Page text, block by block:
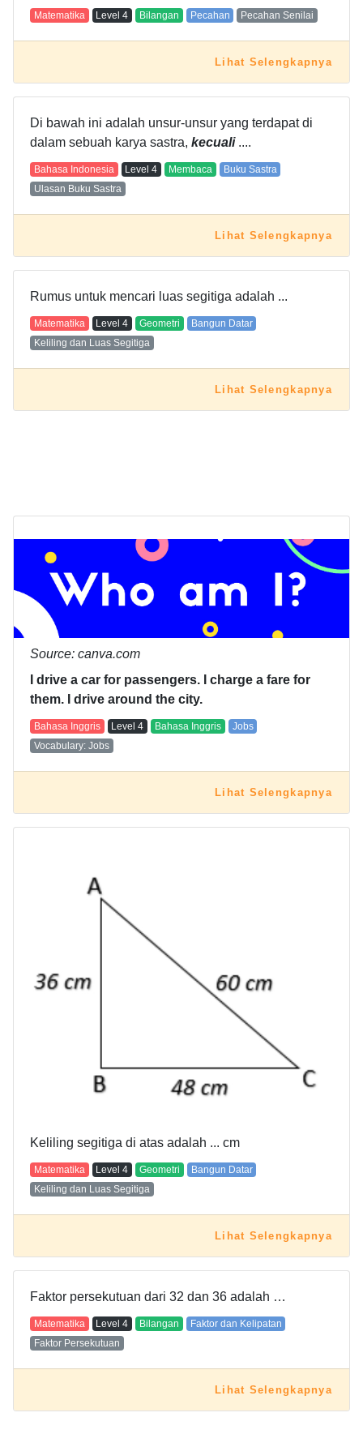
Matematika Level 4 Bilangan Pecahan Pecahan Senilai
Lihat Selengkapnya
Di bawah ini adalah unsur-unsur yang terdapat di
dalam sebuah karya sastra, kecuali....
Bahasa Indonesia Level 4 Membaca
Buku Sastra
Ulasan Buku Sastra
Lihat Selengkapnya
Rumus untuk mencari luas segitiga adalah ...
Matematika Level 4 Geometri
Bangun Datar
Keliling dan Luas Segitiga
Lihat Selengkapnya
Source: canva.com
I drive a car for passengers. I charge a fare for
them. I drive around the city.
Bahasa Inggris Level 4 Bahasa Inggris
Jobs
Vocabulary: Jobs
Lihat Selengkapnya
Keliling segitiga di atas adalah ... cm
Matematika Level 4 Geometri
Bangun Datar
Keliling dan Luas Segitiga
Lihat Selengkapnya
Faktor persekutuan dari 32 dan 36 adalah …
Matematika Level 4 Bilangan
Faktor dan Kelipatan
Faktor Persekutuan
Lihat Selengkapnya